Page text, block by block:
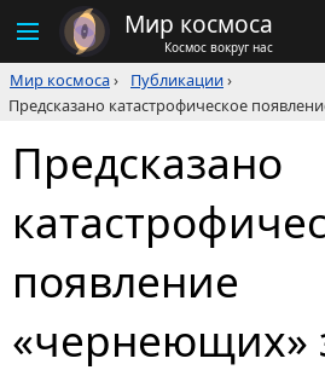
Мир космоса
Космос вокруг нас
Мир космоса› Публикации›
Предсказано катастрофическое
Предсказано
появление
«чернеющих»